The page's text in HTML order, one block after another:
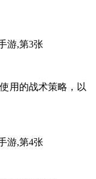
用的战术策略，以